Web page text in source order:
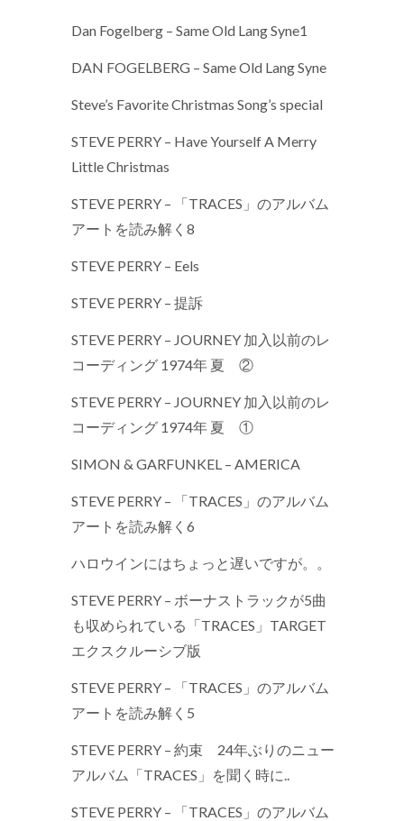
Dan Fogelberg – Same Old Lang Syne1
DAN FOGELBERG – Same Old Lang Syne
Steve’s Favorite Christmas Song’s special
STEVE PERRY – Have Yourself A Merry
Little Christmas
STEVE PERRY – 「TRACES」のアルバム
アートを読み解く8
STEVE PERRY – Eels
STEVE PERRY – 提訴
STEVE PERRY – JOURNEY 加入以前のレ
コーディング 1974年 夏 ②
STEVE PERRY – JOURNEY 加入以前のレ
コーディング 1974年 夏 ①
SIMON & GARFUNKEL – AMERICA
STEVE PERRY – 「TRACES」のアルバム
アートを読み解く6
ハロウインにはちょっと遅いですが。。
STEVE PERRY – ボーナストラックが5曲
も収められている「TRACES」TARGET
エクスクルーシブ版
STEVE PERRY – 「TRACES」のアルバム
アートを読み解く5
STEVE PERRY – 約束 24年ぶりのニュー
アルバム「TRACES」を聞く時に..
STEVE PERRY – 「TRACES」のアルバム